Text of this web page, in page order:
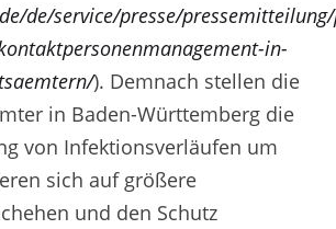
de/service/presse/
in-
). Demnach stellen die
in Baden-Württemberg die
von Infektionsverläufen um
sich auf größere
und den Schutz